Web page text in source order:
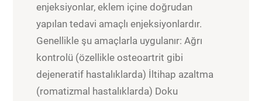
enjeksiyonlar, eklem içine doğrudan
yapılan tedavi amaçlı enjeksiyonlardır.
Genellikle şu amaçlarla uygulanır: Ağrı
kontrolü (özellikle osteoartrit gibi
dejeneratif hastalıklarda) İltihap azaltma
(romatizmal hastalıklarda) Doku